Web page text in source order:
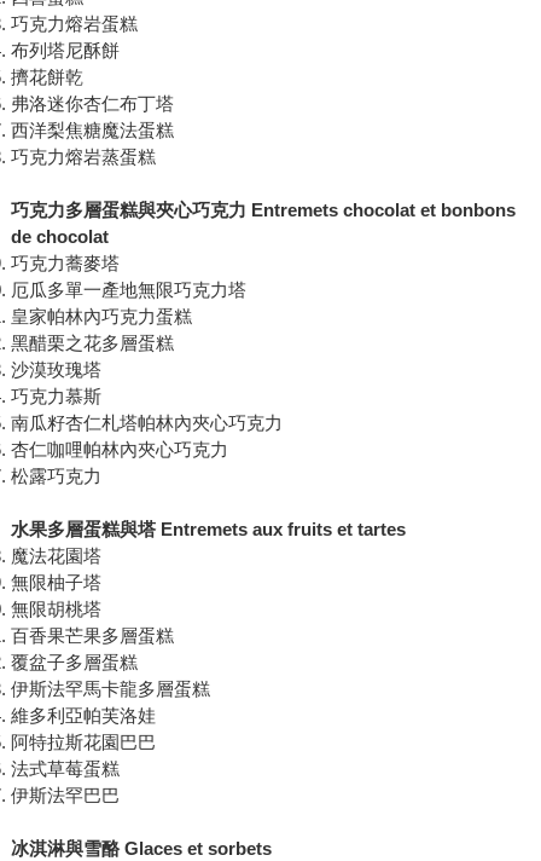
巧克力熔岩蛋糕
布列塔尼酥餅
擠花餅乾
弗洛迷你杏仁布丁塔
西洋梨焦糖魔法蛋糕
巧克力熔岩蒸蛋糕
巧克力多層蛋糕與夾心巧克力 Entremets chocolat et bonbons
de chocolat
巧克力蕎麥塔
厄瓜多單一產地無限巧克力塔
皇家帕林內巧克力蛋糕
黑醋栗之花多層蛋糕
沙漠玫瑰塔
巧克力慕斯
南瓜籽杏仁札塔帕林內夾心巧克力
杏仁咖哩帕林內夾心巧克力
松露巧克力
水果多層蛋糕與塔 Entremets aux fruits et tartes
魔法花園塔
無限柚子塔
無限胡桃塔
百香果芒果多層蛋糕
覆盆子多層蛋糕
伊斯法罕馬卡龍多層蛋糕
維多利亞帕芙洛娃
阿特拉斯花園巴巴
法式草莓蛋糕
伊斯法罕巴巴
冰淇淋與雪酪 Glaces et sorbets